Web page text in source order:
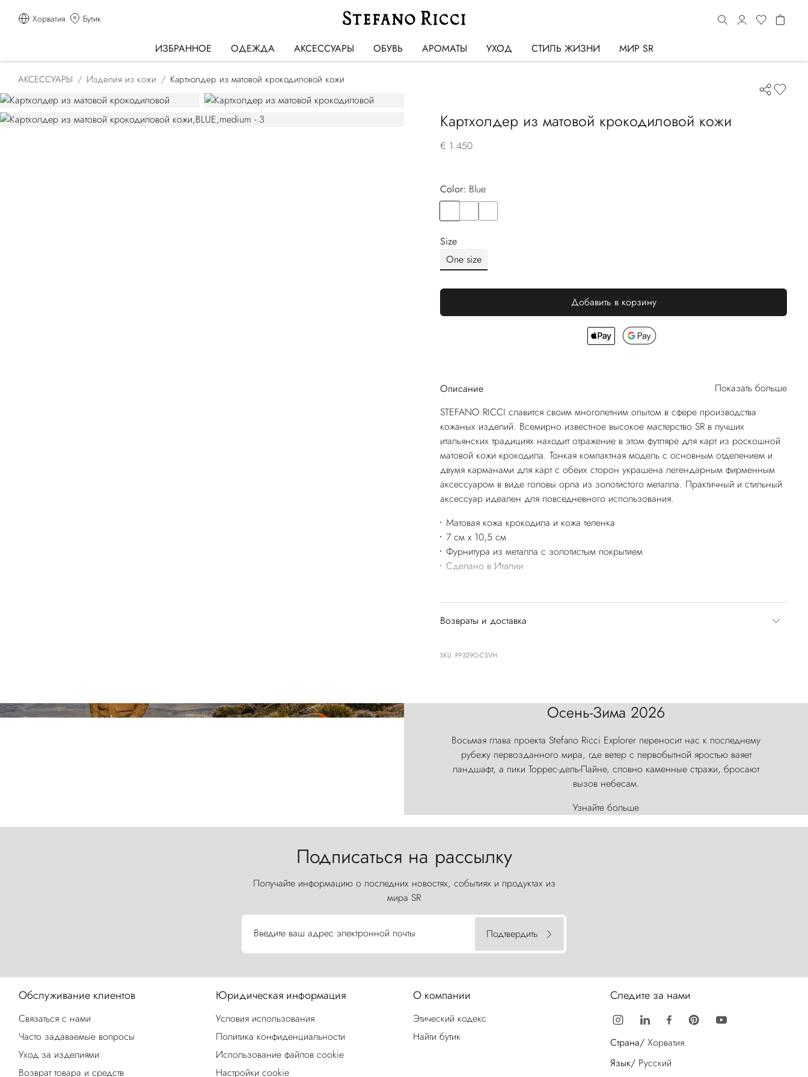
Хорватия Бутик
ИЗБРАННОЕ ОДЕЖДА АКСЕССУАРЫ ОБУВЬ АРОМАТЫ УХОД СТИЛЬ ЖИЗНИ МИР SR
АКСЕССУАРЫ Изделия из кожи Картхолдер из матовой крокодиловой кожи
Картхолдер из матовой крокодиловой кожи
€ 1.450
Color:
blue
Size
One size
Добавить в корзину
Описание
Показать больше
STEFANO RICCI славится своим многолетним опытом в сфере производства
кожаных изделий. Всемирно известное высокое мастерство SR в лучших
итальянских традициях находит отражение в этом футляре для карт из роскошной
матовой кожи крокодила. Тонкая компактная модель с основным отделением и
двумя карманами для карт с обеих сторон украшена легендарным фирменным
аксессуаром в виде головы орла из золотистого металла. Практичный и стильный
аксессуар идеален для повседневного использования.
Матовая кожа крокодила и кожа теленка
7 см x 10,5 см
Фурнитура из металла с золотистым покрытием
Сделано в Италии
Возвраты и доставка
SKU: PP329O-CSVH
Осень-Зима 2026
Восьмая глава проекта Stefano Ricci Explorer переносит нас к последнему
рубежу первозданного мира, где ветер с первобытной яростью ваяет
ландшафт, а пики Торрес-дель-Пайне, словно каменные стражи, бросают
вызов небесам.
Узнайте больше
Подписаться на рассылку
Получайте информацию о последних новостях, событиях и продуктах из
мира SR
Введите ваш адрес электронной почты Подтвердить
Обслуживание клиентов
Связаться с нами
Часто задаваемые вопросы
Уход за изделиями
Возврат товара и средств
Юридическая информация
Условия использования
Политика конфиденциальности
Использование файлов cookie
Настройки cookie
О компании
Этический кодекс
Найти бутик
Следите за нами
Страна/ Хорватия
Язык/ Русский